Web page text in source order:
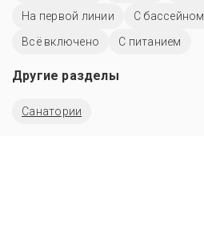
На первой линии
C бассейном
Всё включено
С питанием
Другие разделы
Санатории